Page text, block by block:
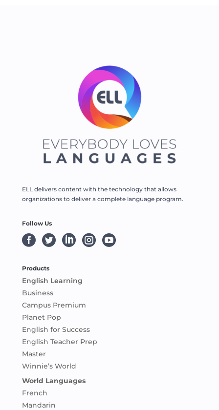
ELL delivers content with the technology that allows
organizations to deliver a complete language program.
Follow Us
    
Products
English Learning
Business
Campus Premium
Planet Pop
English for Success
English Teacher Prep
Master
Winnie’s World
World Languages
French
Mandarin